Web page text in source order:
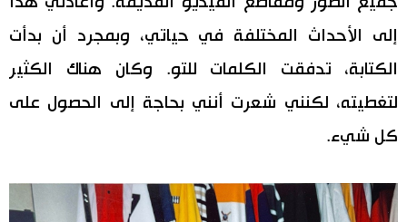
إلى الأحداث المختلفة في حياتي، وبمجرد أن بدأت
الكتابة، تدفقت الكلمات للتو. وكان هناك الكثير
لتغطيته، لكنني شعرت أنني بحاجة إلى الحصول على
كل شيء.